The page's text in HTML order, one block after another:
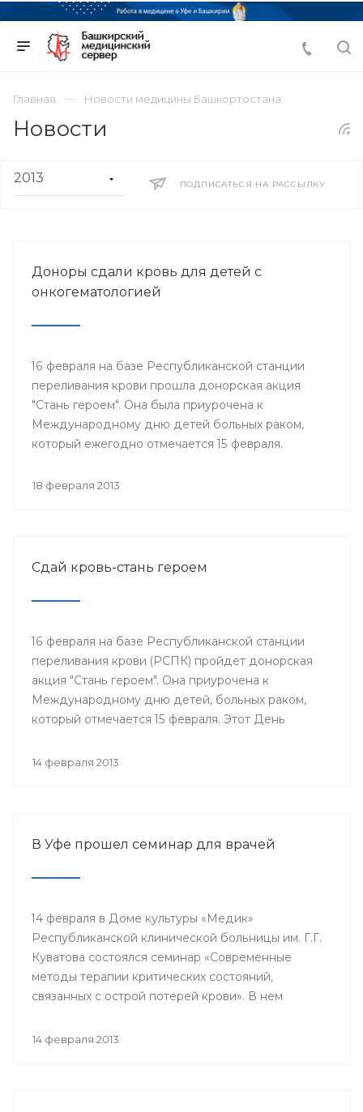
Главная Новости медицины Башкортостана
Новости
ПОДПИСАТЬСЯ НА РАССЫЛКУ
Доноры сдали кровь для детей с
онкогематологией
16 февраля на базе Республиканской станции
переливания крови прошла донорская акция
"Стань героем". Она была приурочена к
Международному дню детей больных раком,
который ежегодно отмечается 15 февраля.
18 февраля 2013
Сдай кровь-стань героем
16 февраля на базе Республиканской станции
переливания крови (РСПК) пройдет донорская
акция "Стань героем". Она приурочена к
Международному дню детей, больных раком,
который отмечается 15 февраля. Этот День
патронатом Международного общества детских
14 февраля 2013
В Уфе прошел семинар для врачей
14 февраля в Доме культуры «Медик»
Республиканской клинической больницы им. Г.Г.
Куватова состоялся семинар «Современные
методы терапии критических состояний,
связанных с острой потерей крови». В нем
лечебной работе, акушеры-гинекологи, хирурги,
14 февраля 2013